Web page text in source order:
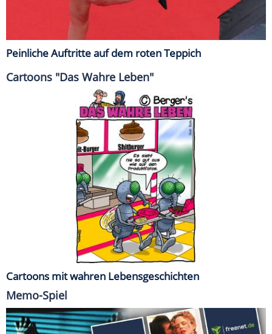
Peinliche Auftritte auf dem roten Teppich
Cartoons "Das Wahre Leben"
Cartoons mit wahren Lebensgeschichten
Memo-Spiel